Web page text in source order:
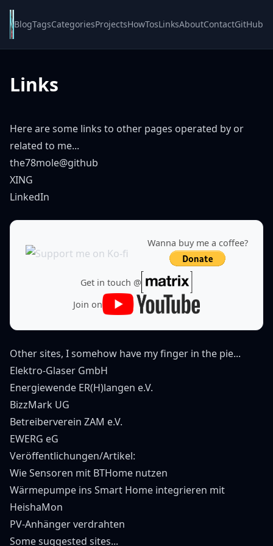
BlogTagsCategoriesProjectsHowTosLinksAboutContactGitHub
Links
Here are some links to other pages operated by or
related to me...
the78mole@github
XING
LinkedIn
Wanna buy me a coffee?
Get in touch @
Join on
Other sites, I somehow have my finger in the pie...
Elektro-Glaser GmbH
Energiewende ER(H)langen e.V.
BizzMark UG
Betreiberverein ZAM e.V.
EWERG eG
Veröffentlichungen/Artikel:
Wie Sensoren mit BTHome nutzen
Wärmepumpe ins Smart Home integrieren mit
HeishaMon
PV-Anhänger verdrahten
Some suggested sites...